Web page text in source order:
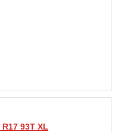
93T XL